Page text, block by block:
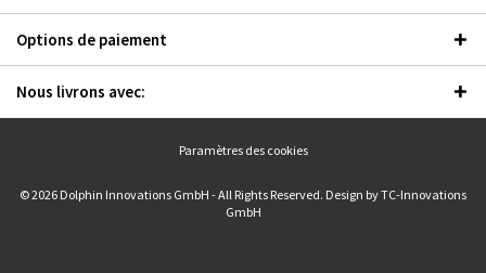
Options de paiement
Nous livrons avec:
Paramètres des cookies
© 2026 Dolphin Innovations GmbH - All Rights Reserved. Design byTC-Innovations
GmbH